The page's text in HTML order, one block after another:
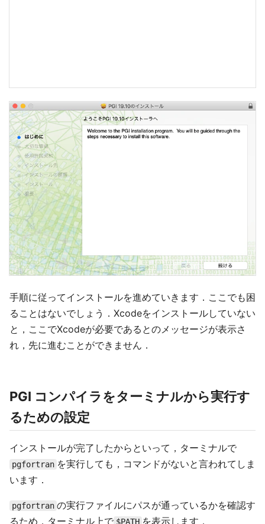
手順に従ってインストールを進めていきます．ここでも困
ることはないでしょう．Xcodeをインストールしていない
と，ここでXcodeが必要であるとのメッセージが表示さ
れ，先に進むことができません．
PGI コンパイラをターミナルから実行す
るための設定
インストールが完了したからといって，ターミナルで
pgfortran を実行しても，コマンドがないと言われてしま
います．
pgfortran の実行ファイルにパスが通っているかを確認す
るため，ターミナル上で $PATH を表示します．